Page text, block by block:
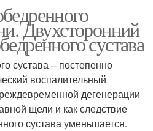
Двухсторонний
сустава
сустава – постепенно
воспалительный
дегенерации
щели и как следствие
сустава уменьшается.